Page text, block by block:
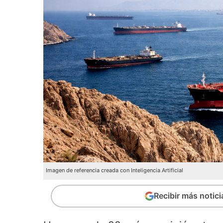
Imagen de referencia creada con Inteligencia Artificial
Recibir más